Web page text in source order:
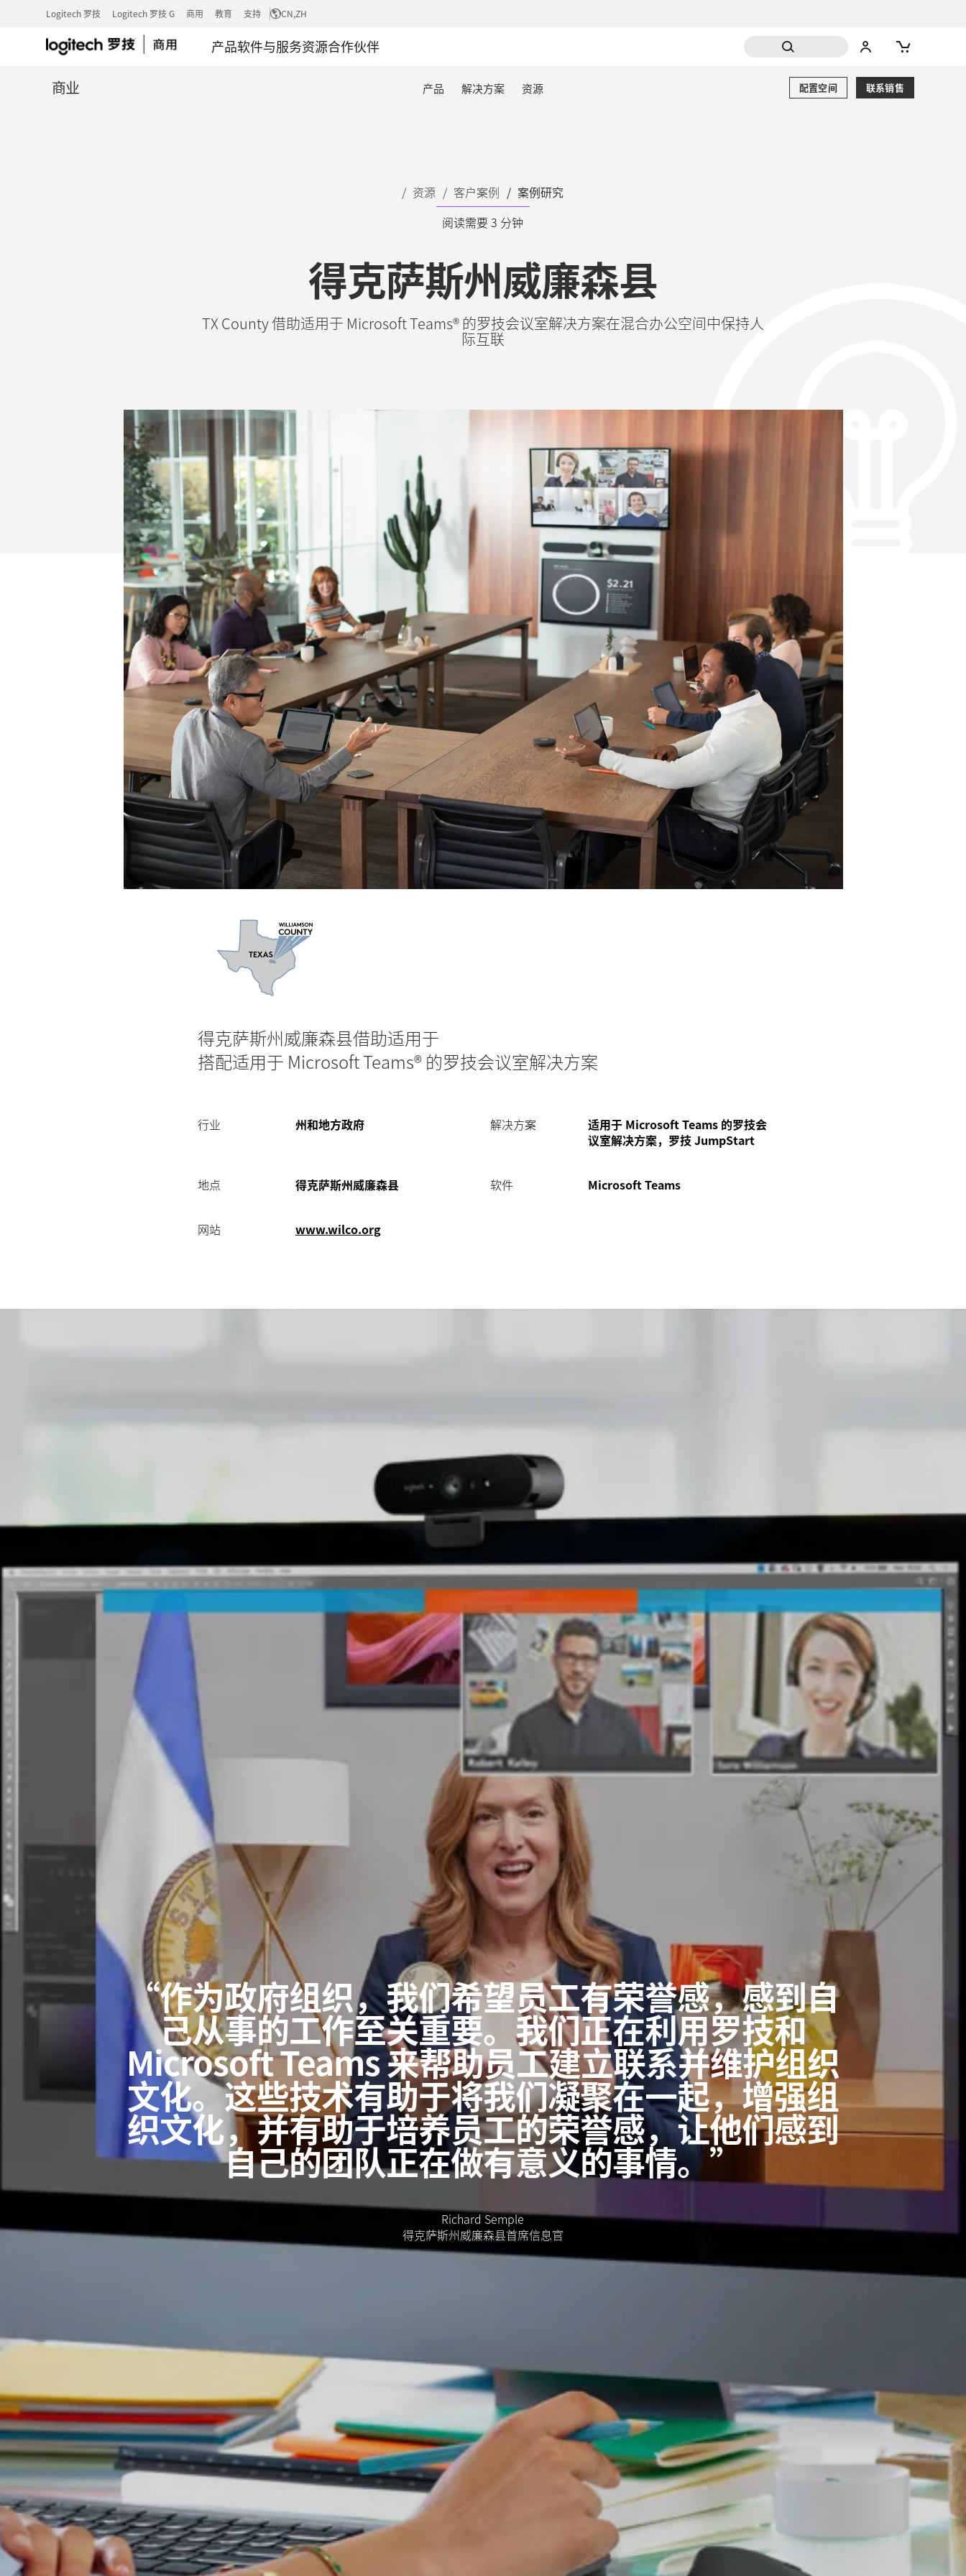
案Logitech 罗技 Logitech 罗技 G 商用 教育 支持 CN,ZH
产品软件与服务资源合作伙伴
商业 产品 解决方案 资源 联系销售
配置空间
资源 客户案例
案例研究
阅读需要 3 分钟
得克萨斯州威廉森县
TX County 借助适用于 Microsoft Teams® 的罗技会议室解决方案在混合办公空间中保持人
际互联
得克萨斯州威廉森县借助适用于
搭配适用于 Microsoft Teams® 的罗技会议室解决方案
行业 州和地方政府 解决方案
适用于 Microsoft Teams 的罗技会
议室解决方案，罗技 JumpStart
地点 得克萨斯州威廉森县 软件 Microsoft Teams
网站 www.wilco.org
“作为政府组织，我们希望员工有荣誉感，感到自
己从事的工作至关重要。我们正在利用罗技和
Microsoft Teams 来帮助员工建立联系并维护组织
文化。这些技术有助于将我们凝聚在一起，增强组
织文化，并有助于培养员工的荣誉感，让他们感到
自己的团队正在做有意义的事情。”
Richard Semple
得克萨斯州威廉森县首席信息官